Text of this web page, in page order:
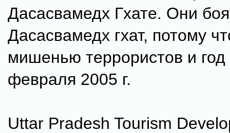
Дасасвамедх Гхате. Они
Дасасвамедх гхат, потому
мишенью террористов и год
февраля 2005 г.
Uttar Pradesh Tourism